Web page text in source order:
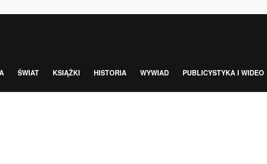
ŚWIAT KSIĄŻKI HISTORIA WYWIAD PUBLICYSTYKA I WIDEO